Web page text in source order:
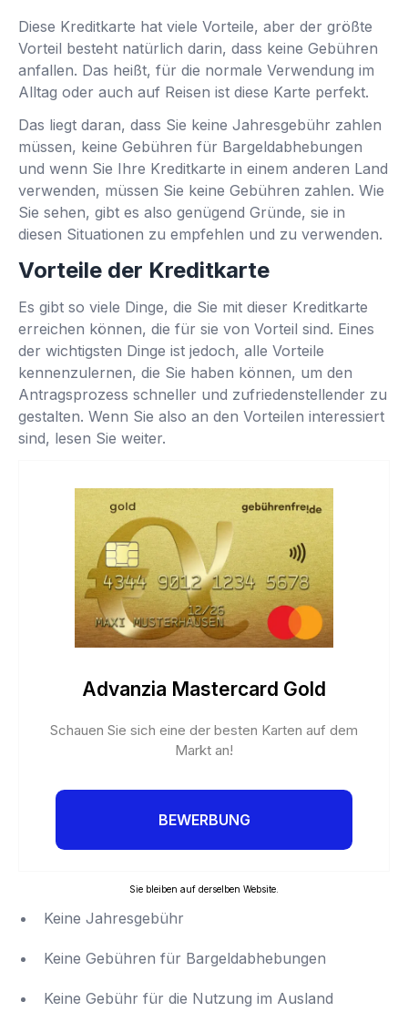
Diese Kreditkarte hat viele Vorteile, aber der größte
Vorteil besteht natürlich darin, dass keine Gebühren
anfallen. Das heißt, für die normale Verwendung im
Alltag oder auch auf Reisen ist diese Karte perfekt.
Das liegt daran, dass Sie keine Jahresgebühr zahlen
müssen, keine Gebühren für Bargeldabhebungen
und wenn Sie Ihre Kreditkarte in einem anderen Land
verwenden, müssen Sie keine Gebühren zahlen. Wie
Sie sehen, gibt es also genügend Gründe, sie in
diesen Situationen zu empfehlen und zu verwenden.
Vorteile der Kreditkarte
Es gibt so viele Dinge, die Sie mit dieser Kreditkarte
erreichen können, die für sie von Vorteil sind. Eines
der wichtigsten Dinge ist jedoch, alle Vorteile
kennenzulernen, die Sie haben können, um den
Antragsprozess schneller und zufriedenstellender zu
gestalten. Wenn Sie also an den Vorteilen interessiert
sind, lesen Sie weiter.
Advanzia Mastercard Gold
Schauen Sie sich eine der besten Karten auf dem
Markt an!
BEWERBUNG
Sie bleiben auf derselben Website.
Keine Jahresgebühr
Keine Gebühren für Bargeldabhebungen
Keine Gebühr für die Nutzung im Ausland